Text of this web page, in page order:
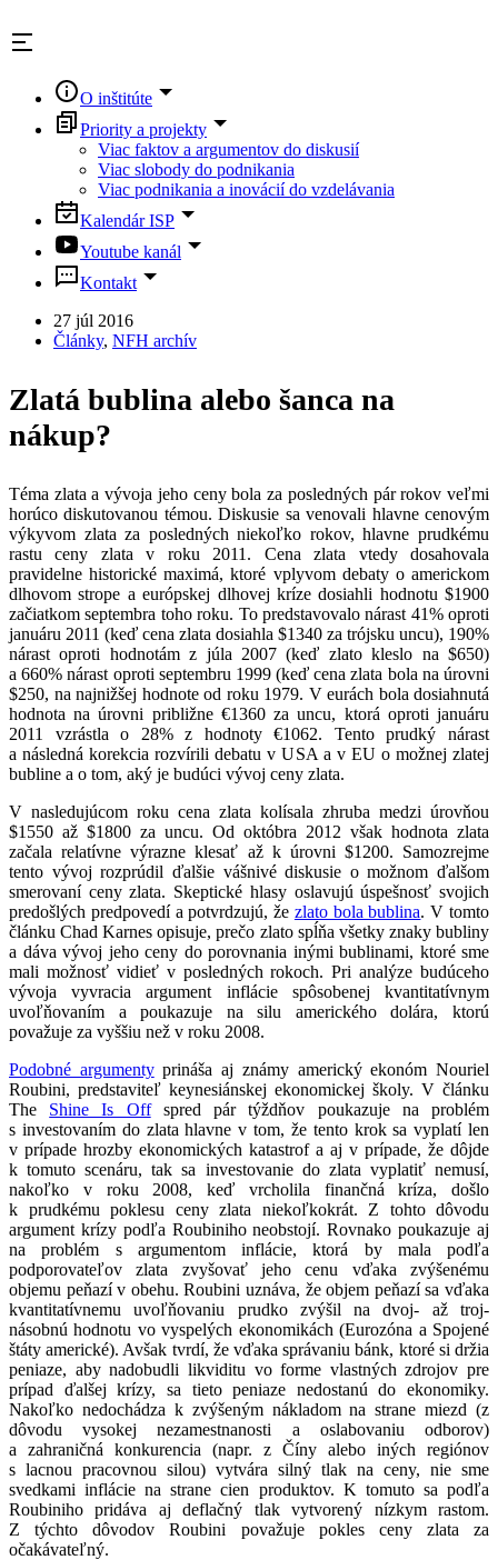
to
content
O inštitúte
Priority a projekty
Viac faktov a argumentov do diskusií
Viac slobody do podnikania
Viac podnikania a inovácií do vzdelávania
Kalendár ISP
Youtube kanál
Kontakt
27 júl 2016
Články, NFH archív
Zlatá bublina alebo šanca na
nákup?
Téma zlata a vývoja jeho ceny bola za posledných pár rokov veľmi
horúco diskutovanou témou. Diskusie sa venovali hlavne cenovým
výkyvom zlata za posledných niekoľko rokov, hlavne prudkému
rastu ceny zlata v roku 2011. Cena zlata vtedy dosahovala
pravidelne historické maximá, ktoré vplyvom debaty o americkom
dlhovom strope a európskej dlhovej kríze dosiahli hodnotu $1900
začiatkom septembra toho roku. To predstavovalo nárast 41% oproti
januáru 2011 (keď cena zlata dosiahla $1340 za trójsku uncu), 190%
nárast oproti hodnotám z júla 2007 (keď zlato kleslo na $650)
a 660% nárast oproti septembru 1999 (keď cena zlata bola na úrovni
$250, na najnižšej hodnote od roku 1979. V eurách bola dosiahnutá
hodnota na úrovni približne €1360 za uncu, ktorá oproti januáru
2011 vzrástla o 28% z hodnoty €1062. Tento prudký nárast
a následná korekcia rozvírili debatu v USA a v EU o možnej zlatej
bubline a o tom, aký je budúci vývoj ceny zlata.
V nasledujúcom roku cena zlata kolísala zhruba medzi úrovňou
$1550 až $1800 za uncu. Od októbra 2012 však hodnota zlata
začala relatívne výrazne klesať až k úrovni $1200. Samozrejme
tento vývoj rozprúdil ďalšie vášnivé diskusie o možnom ďalšom
smerovaní ceny zlata. Skeptické hlasy oslavujú úspešnosť svojich
predošlých predpovedí a potvrdzujú, že zlato bola bublina. V tomto
článku Chad Karnes opisuje, prečo zlato spĺňa všetky znaky bubliny
a dáva vývoj jeho ceny do porovnania inými bublinami, ktoré sme
mali možnosť vidieť v posledných rokoch. Pri analýze budúceho
vývoja vyvracia argument inflácie spôsobenej kvantitatívnym
uvoľňovaním a poukazuje na silu amerického dolára, ktorú
považuje za vyššiu než v roku 2008.
Podobné argumentyprináša aj známy americký ekonóm Nouriel
Roubini, predstaviteľ keynesiánskej ekonomickej školy. V článku
The Shine Is Offspred pár týždňov poukazuje na problém
s investovaním do zlata hlavne v tom, že tento krok sa vyplatí len
v prípade hrozby ekonomických katastrof a aj v prípade, že dôjde
k tomuto scenáru, tak sa investovanie do zlata vyplatiť nemusí,
nakoľko v roku 2008, keď vrcholila finančná kríza, došlo
k prudkému poklesu ceny zlata niekoľkokrát. Z tohto dôvodu
argument krízy podľa Roubiniho neobstojí. Rovnako poukazuje aj
na problém s argumentom inflácie, ktorá by mala podľa
podporovateľov zlata zvyšovať jeho cenu vďaka zvýšenému
objemu peňazí v obehu. Roubini uznáva, že objem peňazí sa vďaka
kvantitatívnemu uvoľňovaniu prudko zvýšil na dvoj- až troj-
násobnú hodnotu vo vyspelých ekonomikách (Eurozóna a Spojené
štáty americké). Avšak tvrdí, že vďaka správaniu bánk, ktoré si držia
peniaze, aby nadobudli likviditu vo forme vlastných zdrojov pre
prípad ďalšej krízy, sa tieto peniaze nedostanú do ekonomiky.
Nakoľko nedochádza k zvýšeným nákladom na strane miezd (z
dôvodu vysokej nezamestnanosti a oslabovaniu odborov)
a zahraničná konkurencia (napr. z Číny alebo iných regiónov
s lacnou pracovnou silou) vytvára silný tlak na ceny, nie sme
svedkami inflácie na strane cien produktov. K tomuto sa podľa
Roubiniho pridáva aj deflačný tlak vytvorený nízkym rastom.
Z týchto dôvodov Roubini považuje pokles ceny zlata za
očakávateľný.